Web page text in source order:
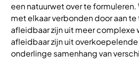
een natuurwet over te
met elkaar verbonden door aan te
afleidbaar zijn uit meer complexe
afleidbaar zijn uit
onderlinge samenhang van